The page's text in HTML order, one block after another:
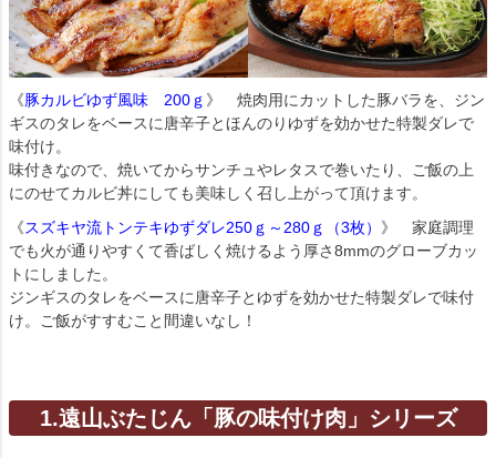
《豚カルビゆず風味 200ｇ 》 焼肉用にカットした豚バラを、ジン
ギスのタレをベースに唐辛子とほんのりゆずを効かせた特製ダレで
味付け。
味付きなので、焼いてからサンチュやレタスで巻いたり、ご飯の上
にのせてカルビ丼にしても美味しく召し上がって頂けます。
《スズキヤ流トンテキゆずダレ250ｇ～280ｇ（3枚） 》 家庭調理
でも火が通りやすくて香ばしく焼けるよう厚さ8mmのグローブカッ
トにしました。
ジンギスのタレをベースに唐辛子とゆずを効かせた特製ダレで味付
け。ご飯がすすむこと間違いなし！
1.遠山ぶたじん「豚の味付け肉」シリーズ